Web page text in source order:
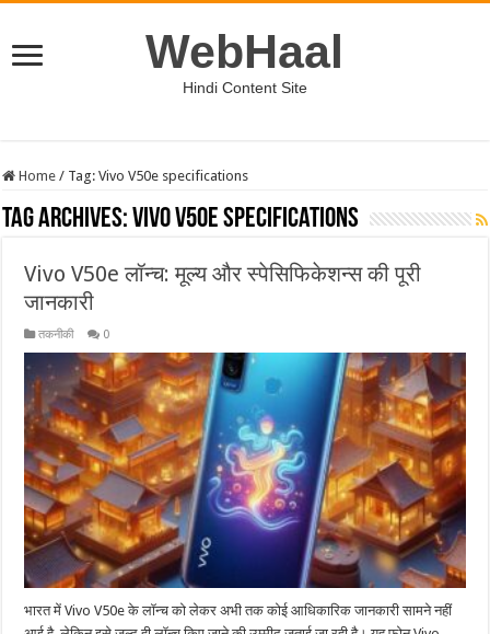
WebHaal
Hindi Content Site
Home / Tag:Vivo V50e specifications
Tag Archives:Vivo V50e specifications
Vivo V50e लॉन्च: मूल्य और स्पेसिफिकेशन्स की पूरी
जानकारी
तकनीकी 0
भारत में Vivo V50e के लॉन्च को लेकर अभी तक कोई आधिकारिक जानकारी सामने नहीं